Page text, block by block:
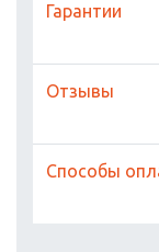
Гарантии
Отзывы
Способы